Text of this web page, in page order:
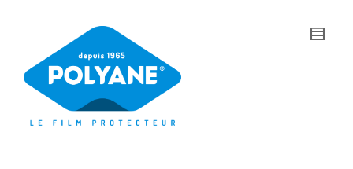
I'm looking for
.
Show me the
Super Search